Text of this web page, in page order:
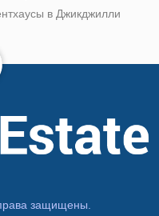
в Джикджилли
защищены.